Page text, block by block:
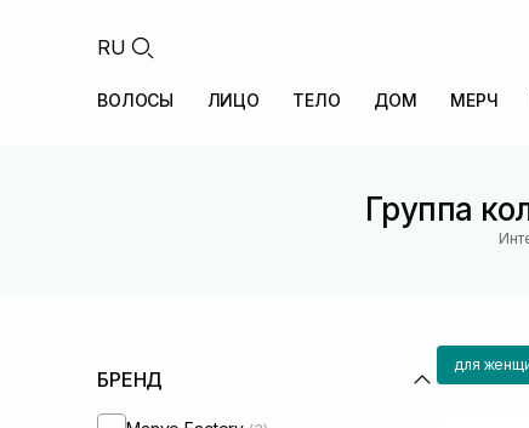
RU
ВОЛОСЫ ЛИЦО ТЕЛО ДОМ МЕРЧ
Группа
БРЕНД
для